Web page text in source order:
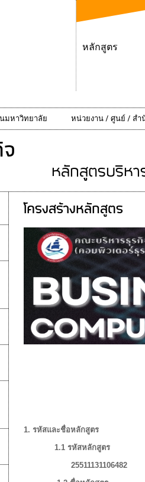
หลักสูตร
มหาวิทยาลัย หน่วยงาน / ศูนย์ / สำ
หลักสูตรบริห
โครงสร้างหลักสูตร
1. รหัสและชื่อหลักสูตร
1.1 รหัสหลักสูตร